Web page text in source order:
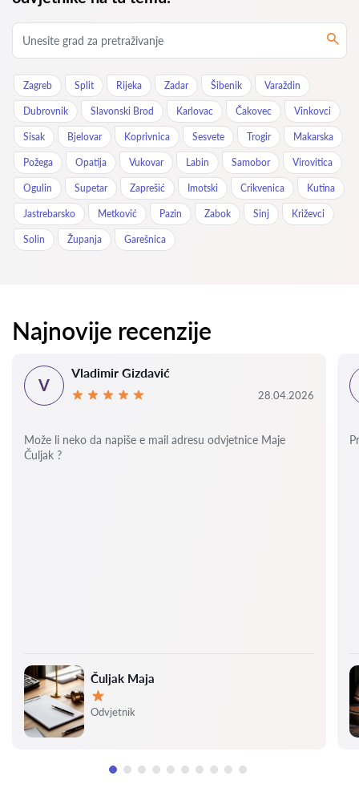
Zagreb Split Rijeka Zadar Šibenik Varaždin
Dubrovnik Slavonski Brod Karlovac Čakovec Vinkovci
Sisak Bjelovar Koprivnica Sesvete Trogir Makarska
Požega Opatija Vukovar Labin Samobor Virovitica
Ogulin Supetar Zaprešić Imotski Crikvenica Kutina
Jastrebarsko Metković Pazin Zabok Sinj Križevci
Solin Županja Garešnica
Najnovije recenzije
Čuljak Maja
Ocjena:
Odvjetnik
V
Vladimir Gizdavić
28.04.2026
Može li neko da napiše e mail adresu odvjetnice Maje
Čuljak ?